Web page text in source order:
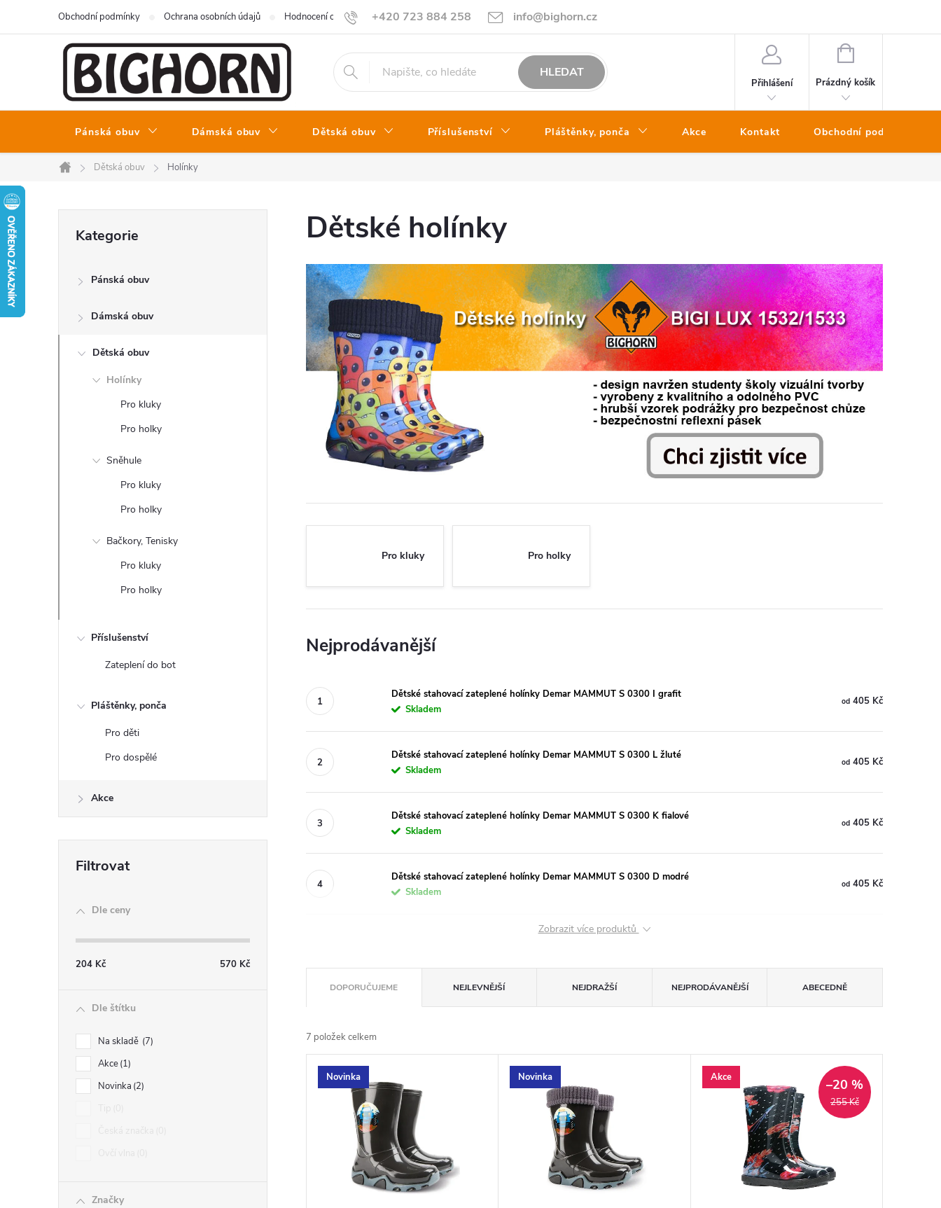
+420 723 884 258 info@bighorn.cz
Obchodní podmínky Ochrana osobních údajů Hodnocení obchodu Kontakt
HLEDAT
Přihlášení
NÁKUPNÍ
Prázdný košík
Pánská obuv Dámská obuv Dětská obuv Příslušenství Pláštěnky, ponča Akce Kontakt Obchodní podmínky
Domů
Dětská obuv Holínky
t
n
kategorie
Kategorie
Pánská obuv
Dámská obuv
Dětská obuv
Holínky
Pro kluky
Pro holky
Sněhule
Pro kluky
Pro holky
Bačkory, Tenisky
Pro kluky
Pro holky
Příslušenství
Zateplení do bot
Pláštěnky, ponča
Pro děti
Pro dospělé
Akce
Dle ceny
204 Kč 570 Kč
Dle štítku
Na skladě 7
Akce 1
Novinka 2
Značky
Dětské holínky
Pro kluky Pro holky
Nejprodávanější
Dětské stahovací zateplené holínky Demar MAMMUT S 0300 I grafit
Skladem
od 405 Kč
Dětské stahovací zateplené holínky Demar MAMMUT S 0300 L žluté
Skladem
od 405 Kč
Dětské stahovací zateplené holínky Demar MAMMUT S 0300 K fialové
Skladem
od 405 Kč
Dětské stahovací zateplené holínky Demar MAMMUT S 0300 D modré
Skladem
od 405 Kč
Zobrazit více produktů
a
z
e
DOPORUČUJEME NEJLEVNĚJŠÍ NEJDRAŽŠÍ NEJPRODÁVANĚJŠÍ ABECEDNĚ
7 položek celkem
VNovinka Novinka Akce
255 Kč
–20 %